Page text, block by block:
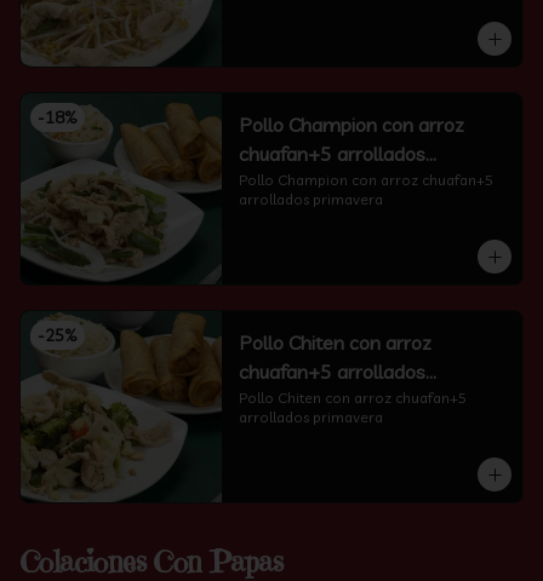
-18%
Pollo Champion con arroz
chuafan+5 arrollados
primavera
Pollo Champion con arroz chuafan+5
arrollados primavera
-25%
Pollo Chiten con arroz
chuafan+5 arrollados
primavera
Pollo Chiten con arroz chuafan+5
arrollados primavera
Colaciones Con Papas